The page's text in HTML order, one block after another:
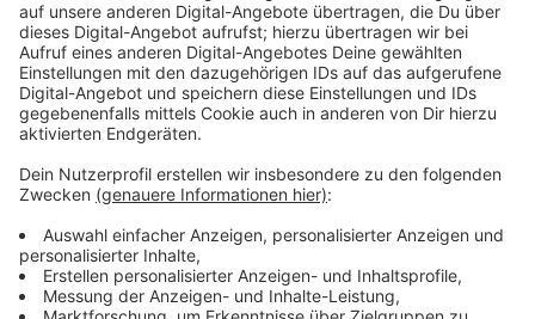
schon pikant ist, dass RAYE auch mit Mark Ronson
zusammen gearbeitet hat, der das Album BACK TO
BLACK inklusive Hitsingle "Valerie" produzierte. Mit
RAYE hat Ronson das Stück "Suzanne" aufgenommen.
Es hat ebenso Welthit-Potential. Da wir das aber
bestimmt dieses Jahr ohnehin noch öfter im Radio
hören, habe ich mich zur eingehenderen Vorstellung für
das Stück "WORTH IT." entschieden, nachzuhören
oben. Und hier unten bei den Links empfehle ich vor
allem die Live-Performances - Versprechen: Ihr